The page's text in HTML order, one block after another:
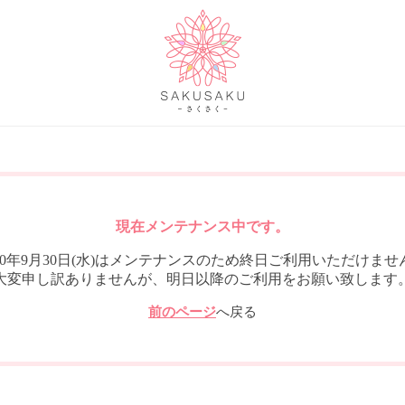
現在メンテナンス中です。
年9月30日(水)はメンテナンスのため終日ご利用いただけませ
変申し訳ありませんが、明日以降のご利用をお願い致します
前のページへ戻る